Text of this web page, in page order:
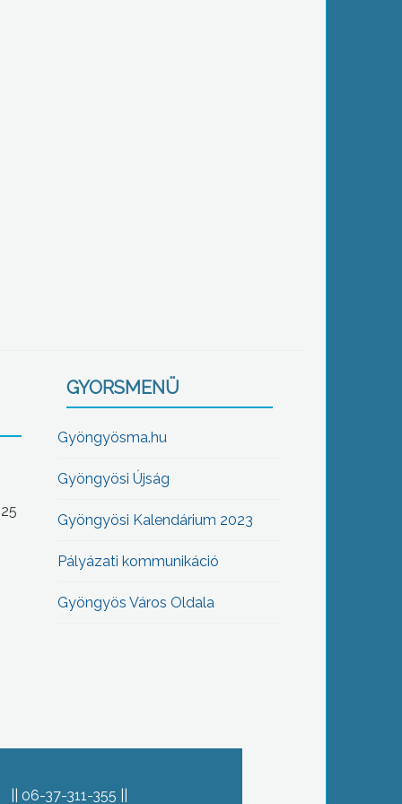
GYORSMENÜ
Gyöngyösma.hu
Gyöngyösi Újság
Gyöngyösi Kalendárium 2023
Pályázati kommunikáció
Gyöngyös Város Oldala
06-37-311-355